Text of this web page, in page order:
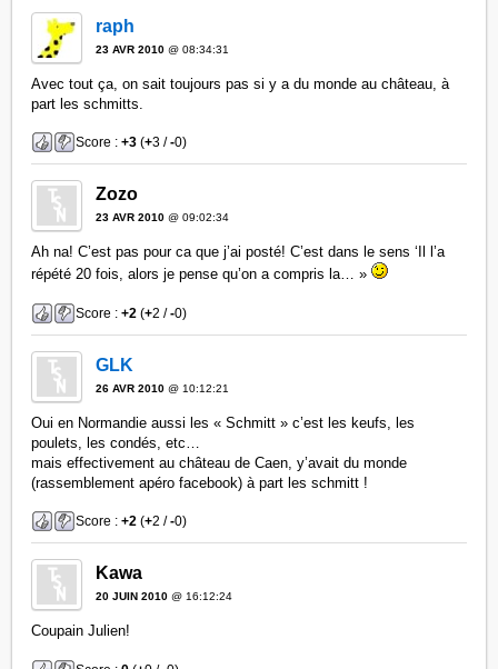
raph
23 AVR 2010 @ 08:34:31
Avec tout ça, on sait toujours pas si y a du monde au château, à
part les schmitts.
Score :+3 (+3 /-0)
Zozo
23 AVR 2010 @ 09:02:34
Ah na! C’est pas pour ca que j’ai posté! C’est dans le sens ‘Il l’a
répété 20 fois, alors je pense qu’on a compris la… »
Score :+2 (+2 /-0)
GLK
26 AVR 2010 @ 10:12:21
Oui en Normandie aussi les « Schmitt » c’est les keufs, les
poulets, les condés, etc…
mais effectivement au château de Caen, y’avait du monde
(rassemblement apéro facebook) à part les schmitt !
Score :+2 (+2 /-0)
Kawa
20 JUIN 2010 @ 16:12:24
Coupain Julien!